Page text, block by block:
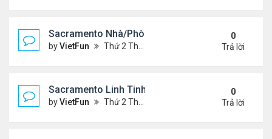
Sacramento Nhà/Phòng 7/2/21- 7/9/21
byVietFun Thứ 2 Tháng 7 05, 2021 2:51 pm
0
Trả lời
Sacramento Linh Tinh 7/2/21- 7/9/21
byVietFun Thứ 2 Tháng 7 05, 2021 2:47 pm
0
Trả lời